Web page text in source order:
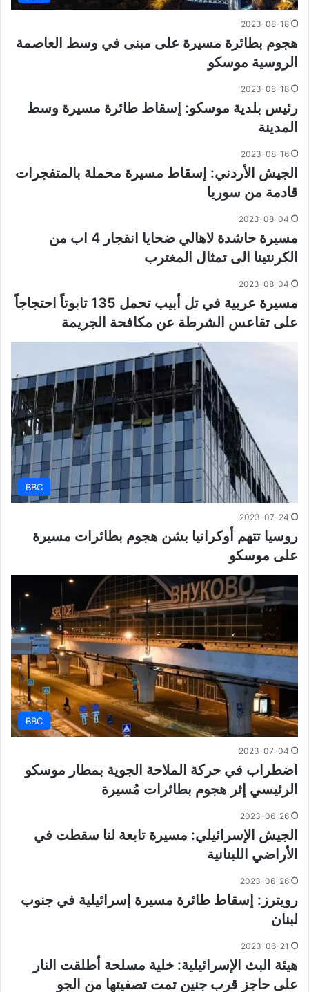
2023-08-18
هجوم بطائرة مسيرة على مبنى في وسط العاصمة
الروسية موسكو
2023-08-18
رئيس بلدية موسكو: إسقاط طائرة مسيرة وسط
المدينة
2023-08-16
الجيش الأردني: إسقاط مسيرة محملة بالمتفجرات
قادمة من سوريا
2023-08-04
مسيرة حاشدة لاهالي ضحايا انفجار 4 اب من
الكرنتينا الى تمثال المغترب
2023-08-04
مسيرة عربية في تل أبيب تحمل 135 تابوتاً احتجاجاً
على تقاعس الشرطة عن مكافحة الجريمة
BBC
2023-07-24
روسيا تتهم أوكرانيا بشن هجوم بطائرات مسيرة
على موسكو
BBC
2023-07-04
اضطراب في حركة الملاحة الجوية بمطار موسكو
الرئيسي إثر هجوم بطائرات مُسيرة
2023-06-26
الجيش الإسرائيلي: مسيرة تابعة لنا سقطت في
الأراضي اللبنانية
2023-06-26
رويترز: إسقاط طائرة مسيرة إسرائيلية في جنوب
لبنان
2023-06-21
هيئة البث الإسرائيلية: خلية مسلحة أطلقت النار
على حاجز قرب جنين تمت تصفيتها من الجو